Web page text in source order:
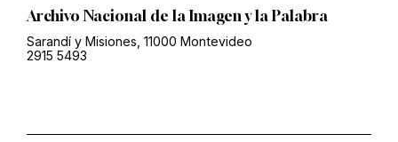
Archivo Nacional de la Imagen y la Palabra
Sarandí y Misiones, 11000 Montevideo
2915 5493